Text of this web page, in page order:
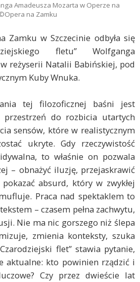
Amadeusza Mozarta w Operze na
na Zamku
Zamku w Szczecinie odbyła się
fletu” Wolfganga
reżyserii Natalii Babińskiej, pod
Kuby Wnuka.
tej filozoficznej baśni jest
do rozbicia utartych
sensów, które w realistycznym
ukryte. Gdy rzeczywistość
to właśnie on pozwala
– obnażyć iluzję, przejaskrawić
pokazać absurd, który w zwykłej
Praca nad spektaklem to
– czasem pełna zachwytu,
Nie ma nic gorszego niż ślepa
zmienia konteksty, szuka
flet” stawia pytanie,
aktualne: kto powinien rządzić i
Czy przez dwieście lat